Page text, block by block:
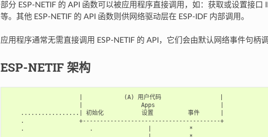
部分 ESP-NETIF 的 API 函数可以被应用程序直接调用，如：获取或设置接口
等。其他 ESP-NETIF 的 API 函数则供网络驱动层在 ESP-IDF 内部调用。
应用程序通常无需直接调用 ESP-NETIF 的 API，它们会由默认网络事件句柄调
ESP-NETIF 架构
                     |            (A) 用户代码                 |
                     |                 Apps                   |
    .................| 初始化           设置          事件      |
    .                +----------------------------------------+
    .                   .                |           *